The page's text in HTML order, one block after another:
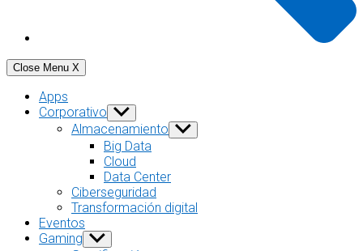
Close Menu X
Apps
Corporativo Show
sub
menu
Almacenamiento Show
sub
Big Data
Cloud
Data Center
Ciberseguridad
Transformación digital
Eventos
Gaming Show